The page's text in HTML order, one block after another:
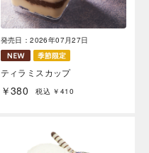
発売日：2026年07月27日
ティラミスカップ
￥380 税込 ￥410